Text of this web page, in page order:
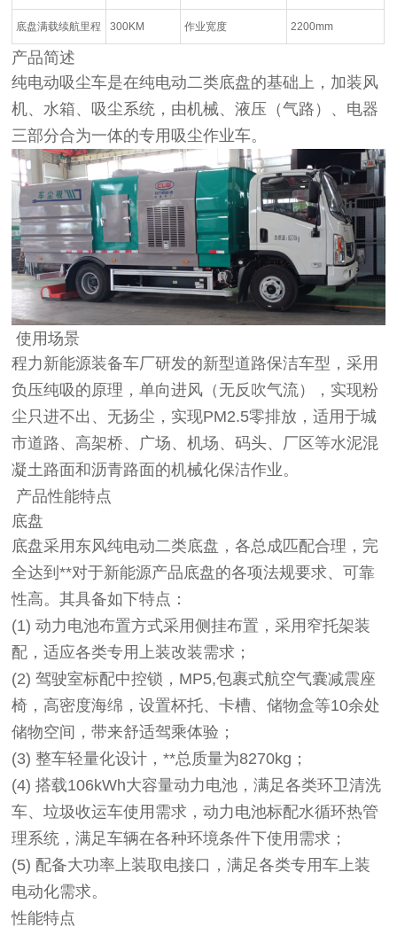
底盘满载续航里程 300KM 作业宽度 2200mm
产品简述
纯电动吸尘车是在纯电动二类底盘的基础上，加装风
机、水箱、吸尘系统，由机械、液压（气路）、电器
三部分合为一体的专用吸尘作业车。
使用场景
程力新能源装备车厂研发的新型道路保洁车型，采用
负压纯吸的原理，单向进风（无反吹气流），实现粉
尘只进不出、无扬尘，实现PM2.5零排放，适用于城
市道路、高架桥、广场、机场、码头、厂区等水泥混
凝土路面和沥青路面的机械化保洁作业。
产品性能特点
底盘
底盘采用东风纯电动二类底盘，各总成匹配合理，完
全达到**对于新能源产品底盘的各项法规要求、可靠
性高。其具备如下特点：
(1)动力电池布置方式采用侧挂布置，采用窄托架装
配，适应各类专用上装改装需求；
(2)驾驶室标配中控锁，MP5,包裹式航空气囊减震座
椅，高密度海绵，设置杯托、卡槽、储物盒等10余处
储物空间，带来舒适驾乘体验；
(3)整车轻量化设计，**总质量为8270kg；
(4)搭载106kWh大容量动力电池，满足各类环卫清洗
车、垃圾收运车使用需求，动力电池标配水循环热管
理系统，满足车辆在各种环境条件下使用需求；
(5) 配备大功率上装取电接口，满足各类专用车上装
电动化需求。
性能特点